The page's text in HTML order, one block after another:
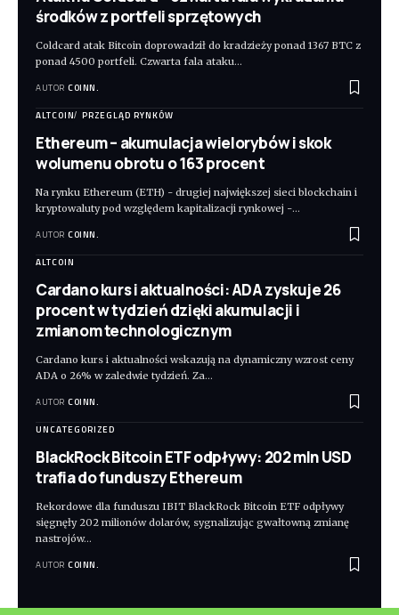
środków z portfeli sprzętowych
Coldcard atak Bitcoin doprowadził do kradzieży ponad 1367 BTC z
ponad 4500 portfeli. Czwarta fala ataku…
AUTOR COINN.
ALTCOIN PRZEGLĄD RYNKÓW
Ethereum – akumulacja wielorybów i skok
wolumenu obrotu o 163 procent
Na rynku Ethereum (ETH) - drugiej największej sieci blockchain i
kryptowaluty pod względem kapitalizacji rynkowej -…
AUTOR COINN.
ALTCOIN
Cardano kurs i aktualności: ADA zyskuje 26
procent w tydzień dzięki akumulacji i
zmianom technologicznym
Cardano kurs i aktualności wskazują na dynamiczny wzrost ceny
ADA o 26% w zaledwie tydzień. Za…
AUTOR COINN.
UNCATEGORIZED
BlackRock Bitcoin ETF odpływy: 202 mln USD
trafia do funduszy Ethereum
Rekordowe dla funduszu IBIT BlackRock Bitcoin ETF odpływy
sięgnęły 202 milionów dolarów, sygnalizując gwałtowną zmianę
nastrojów…
AUTOR COINN.